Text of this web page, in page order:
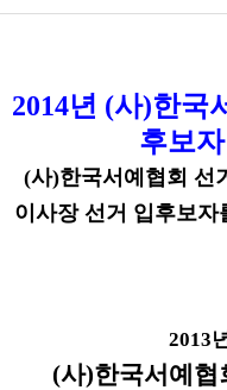
2014년 (사)한국
후보
(사)한국서예협회 선
이사장 선거 입후보
2013
(사)한국서예